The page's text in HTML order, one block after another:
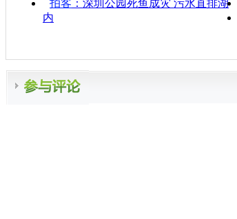
拍客 ：深圳公园死鱼成灾 污水直排湖
内